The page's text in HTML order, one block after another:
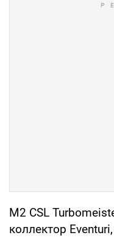
M2 CSL
коллектор